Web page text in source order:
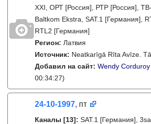
XXI, ОРТ [Россия], РТР [Россия], ТВ-
Baltkom Ekstra, SAT.1 [Германия],
RTL2 [Германия]
Регион: Латвия
Источник: Neatkarīgā Rīta Avīze.
Добавил на сайт: Wendy Corduroy
00:34:27)
24-10-1997, пт
Каналы [13]: SAT.1 [Германия],